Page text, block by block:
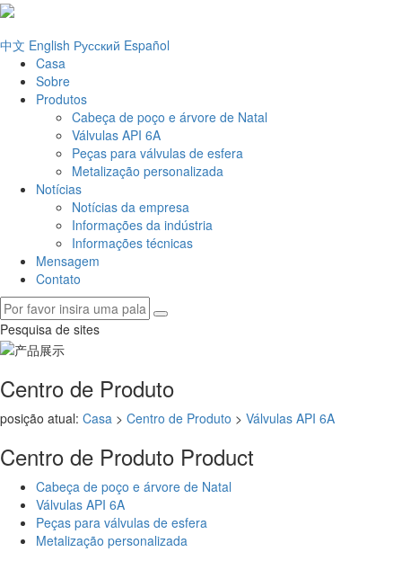
中文 English Русский Español
Casa
Sobre
Produtos
Cabeça de poço e árvore de Natal
Válvulas API 6A
Peças para válvulas de esfera
Metalização personalizada
Notícias
Notícias da empresa
Informações da indústria
Informações técnicas
Mensagem
Contato
Pesquisa de sites
Centro de Produto
posição atual: Casa > Centro de Produto > Válvulas API 6A
Centro de Produto Product
Cabeça de poço e árvore de Natal
Válvulas API 6A
Peças para válvulas de esfera
Metalização personalizada